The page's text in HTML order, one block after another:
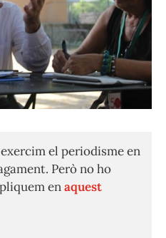
el periodisme en
Però no ho
enaquest